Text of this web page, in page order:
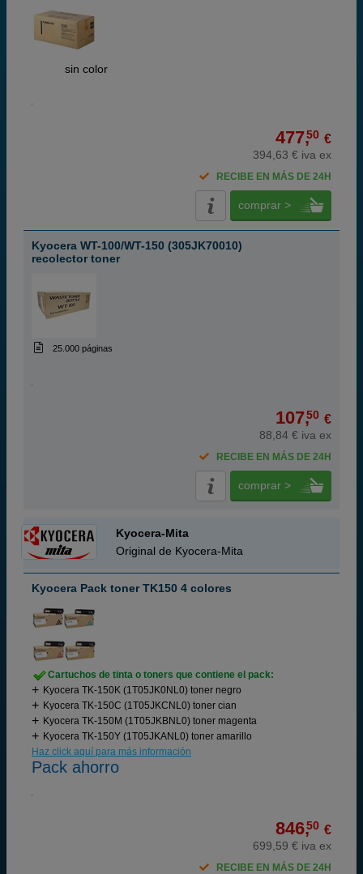
sin color
477,50 €
394,63 € iva ex
RECIBE EN MÁS DE 24H
comprar >
Kyocera WT-100/WT-150 (305JK70010)
recolector toner
25.000 páginas
107,50 €
88,84 € iva ex
RECIBE EN MÁS DE 24H
comprar >
Kyocera-Mita
Original de Kyocera-Mita
Kyocera Pack toner TK150 4 colores
Cartuchos de tinta o toners que contiene el pack:
Kyocera TK-150K (1T05JK0NL0) toner negro
Kyocera TK-150C (1T05JKCNL0) toner cian
Kyocera TK-150M (1T05JKBNL0) toner magenta
Kyocera TK-150Y (1T05JKANL0) toner amarillo
Haz click aquí para más información
Pack ahorro
846,50 €
699,59 € iva ex
RECIBE EN MÁS DE 24H